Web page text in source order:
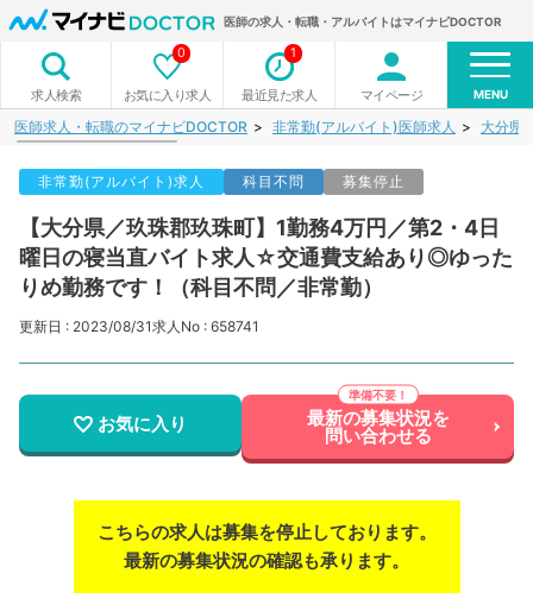
医師の求人・転職・アルバイトはマイナビDOCTOR
求人検索 お気に入り求人
0
最近見た求人
1
マイページ MENU
医師求人・転職のマイナビDOCTOR 非常勤(アルバイト)医師求人 大分県
非常勤(アルバイト)求人 科目不問 募集停止
【大分県／玖珠郡玖珠町】1勤務4万円／第2・4日
曜日の寝当直バイト求人☆交通費支給あり◎ゆった
りめ勤務です！（科目不問／非常勤）
更新日 : 2023/08/31求人No : 658741
お気に入り 最新の募集状況を
問い合わせる
こちらの求人は募集を停止しております。
最新の募集状況の確認も承ります。